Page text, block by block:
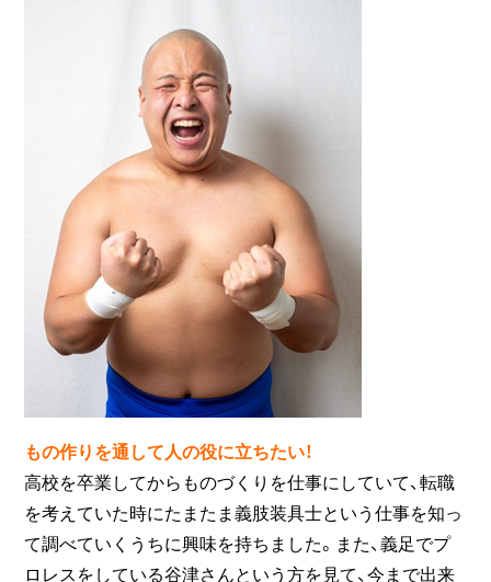
もの作りを通して人の役に立ちたい！
高校を卒業してからものづくりを仕事にしていて、転職
を考えていた時にたまたま義肢装具士という仕事を知っ
て調べていくうちに興味を持ちました。また、義足でプ
ロレスをしている谷津さんという方を見て、今まで出来